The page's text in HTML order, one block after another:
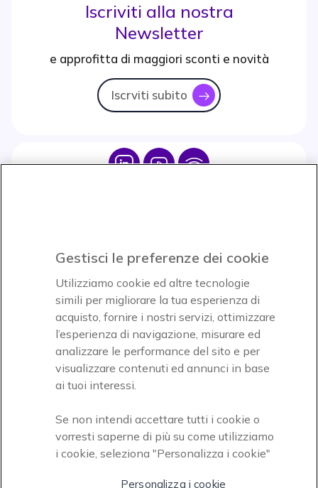
Iscriviti alla nostra
Newsletter
e approfitta di maggiori sconti e novità
Iscrviti subito icon
Icon IconIcon
Accettiamo
Onedirect, azienda del gruppo INCEPT
Gestisci le preferenze dei cookie
Utilizziamo cookie ed altre tecnologie
simili per migliorare la tua esperienza di
acquisto, fornire i nostri servizi, ottimizzare
l’esperienza di navigazione, misurare ed
analizzare le performance del sito e per
visualizzare contenuti ed annunci in base
ai tuoi interessi.
Se non intendi accettare tutti i cookie o
vorresti saperne di più su come utilizziamo
i cookie, seleziona "Personalizza i cookie"
Personalizza i cookie